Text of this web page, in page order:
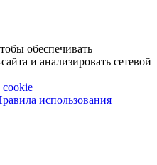
обеспечивать
и анализировать сетевой
cookie
использования